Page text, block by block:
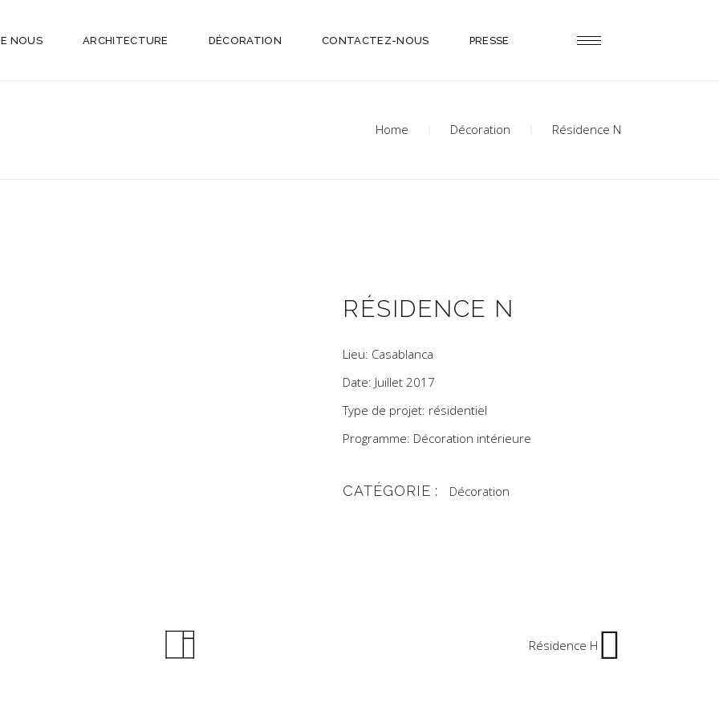
NOUS ARCHITECTURE DÉCORATION CONTACTEZ-NOUS PRESSE
Home Décoration Résidence N
RÉSIDENCE N
Lieu: Casablanca
Date: Juillet 2017
Type de projet: résidentiel
Programme: Décoration intérieure
CATÉGORIE : Décoration
Résidence H
360degree